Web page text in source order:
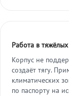
Работа в
Корпус не
создаёт тягу.
климатических
по паспорту на